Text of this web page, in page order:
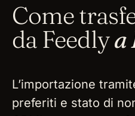
Come
da Feedlya
L’importazione
preferiti e stato di